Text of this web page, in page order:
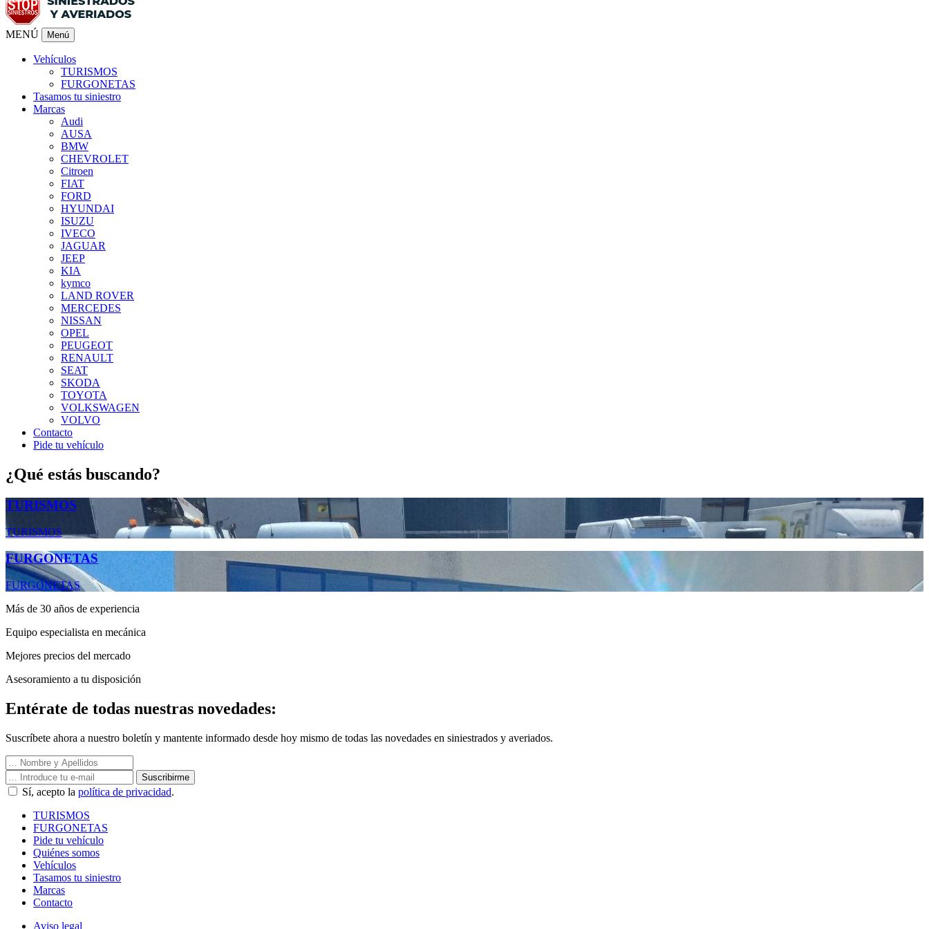
MENÚ Menú
Vehículos
TURISMOS
FURGONETAS
Tasamos tu siniestro
Marcas
Audi
AUSA
BMW
CHEVROLET
Citroen
FIAT
FORD
HYUNDAI
ISUZU
IVECO
JAGUAR
JEEP
KIA
kymco
LAND ROVER
MERCEDES
NISSAN
OPEL
PEUGEOT
RENAULT
SEAT
SKODA
TOYOTA
VOLKSWAGEN
VOLVO
Contacto
Pide tu vehículo
¿Qué estás buscando?
TURISMOS
TURISMOS
FURGONETAS
FURGONETAS
Más de 30 años de experiencia
Equipo especialista en mecánica
Mejores precios del mercado
Asesoramiento a tu disposición
Entérate de todas nuestras novedades:
Suscríbete ahora a nuestro boletín y mantente informado desde hoy mismo de todas las novedades en siniestrados y averiados.
Suscribirme
Sí, acepto la política de privacidad.
TURISMOS
FURGONETAS
Pide tu vehículo
Quiénes somos
Vehículos
Tasamos tu siniestro
Marcas
Contacto
Aviso legal